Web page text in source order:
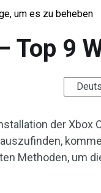
um es zu beheben
9
der Xbox
Methoden, um